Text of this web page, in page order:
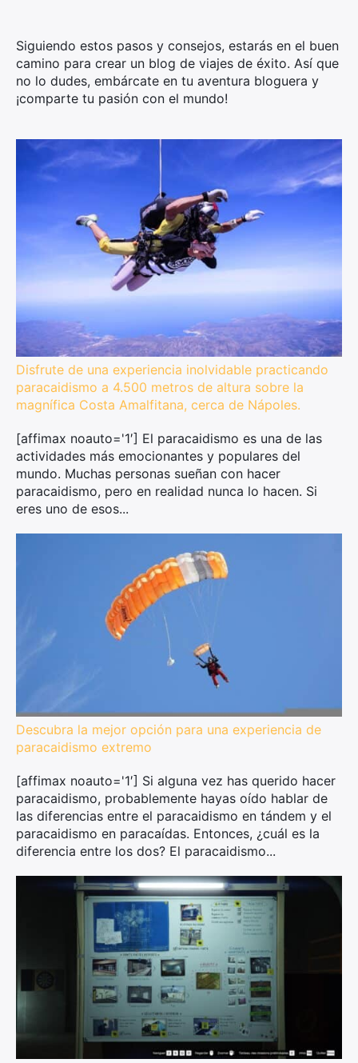
Siguiendo estos pasos y consejos, estarás en el buen
camino para crear un blog de viajes de éxito. Así que
no lo dudes, embárcate en tu aventura bloguera y
¡comparte tu pasión con el mundo!
Disfrute de una experiencia inolvidable practicando
paracaidismo a 4.500 metros de altura sobre la
magnífica Costa Amalfitana, cerca de Nápoles.
[affimax noauto='1′] El paracaidismo es una de las
actividades más emocionantes y populares del
mundo. Muchas personas sueñan con hacer
paracaidismo, pero en realidad nunca lo hacen. Si
eres uno de esos...
Descubra la mejor opción para una experiencia de
paracaidismo extremo
[affimax noauto='1′] Si alguna vez has querido hacer
paracaidismo, probablemente hayas oído hablar de
las diferencias entre el paracaidismo en tándem y el
paracaidismo en paracaídas. Entonces, ¿cuál es la
diferencia entre los dos? El paracaidismo...